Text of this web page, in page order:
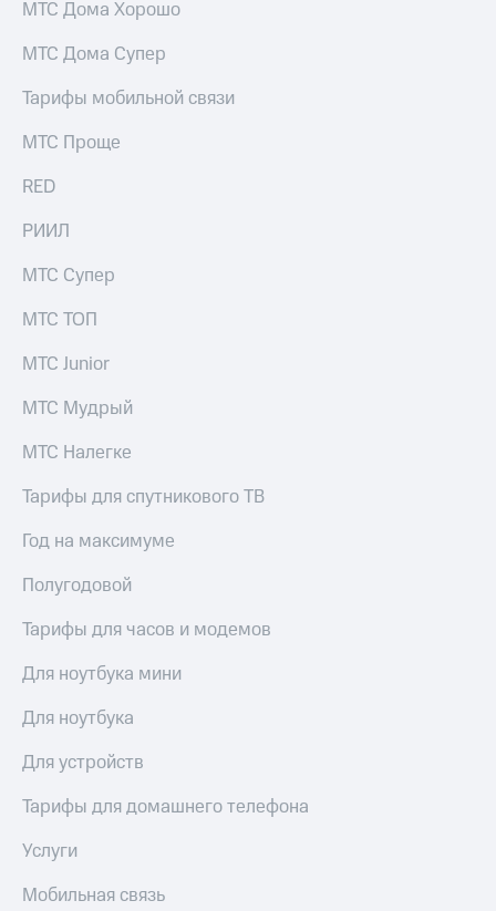
МТС Дома Хорошо
МТС Дома Супер
Тарифы мобильной связи
МТС Проще
RED
РИИЛ
МТС Супер
МТС ТОП
МТС Junior
МТС Мудрый
МТС Налегке
Тарифы для спутникового ТВ
Год на максимуме
Полугодовой
Тарифы для часов и модемов
Для ноутбука мини
Для ноутбука
Для устройств
Тарифы для домашнего телефона
Услуги
Мобильная связь